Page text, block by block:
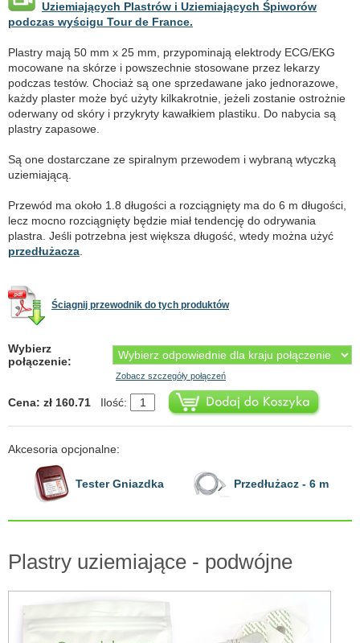
Uziemiających Plastrów i Uziemiających Śpiworów
podczas wyścigu Tour de France.
Plastry mają 50 mm x 25 mm, przypominają elektrody ECG/EKG
mocowane na skórze i powszechnie stosowane przez lekarzy
podczas testów. Chociaż są one sprzedawane jako jednorazowe,
każdy plaster może być użyty kilkakrotnie, jeżeli zostanie ostrożnie
oderwany od skóry i przykryty kawałkiem plastiku. Do nabycia są
plastry zapasowe.
Są one dostarczane ze spiralnym przewodem i wybraną wtyczką
uziemiającą.
Przewód ma około 1.8 długości a rozciągnięty ma do 6 m długości,
lecz mocno rozciągnięty będzie miał tendencję do odrywania
plastra. Jeśli potrzebna jest większa długość, wtedy można użyć
przedłużacza
Ściągnij przewodnik do tych produktów
Wybierz
połączenie:
Zobacz szczegóły połączeń
Cena: zł 160.71 Ilość:
Akcesoria opcjonalne:
Tester Gniazdka Przedłużacz - 6 m
Plastry uziemiające - podwójne